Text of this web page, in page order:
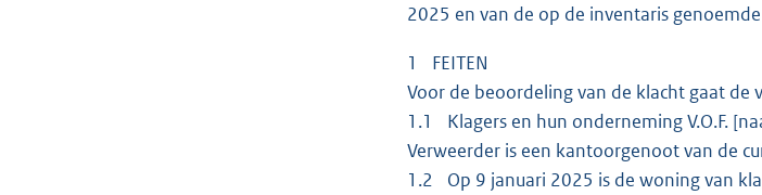
2025 en van de op de inventaris
1 FEITEN
Voor de beoordeling van de klacht gaat
1.1 Klagers en hun onderneming V.O.F.
Verweerder is een kantoorgenoot van de
1.2 Op 9 januari 2025 is de woning van